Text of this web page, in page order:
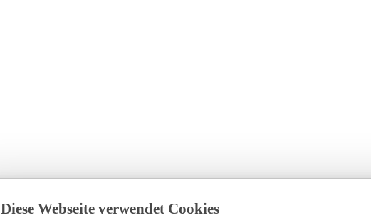
Diese Webseite verwendet Cookies